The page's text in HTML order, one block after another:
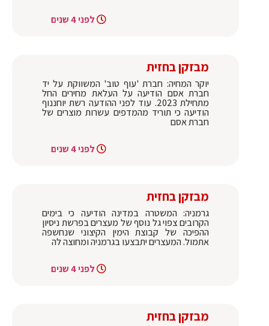
לפני 4 שנים
מבזקן בחזית
יוקר המחיה: חברת 'עוף טוב' המשווקת על יד
חברת אסם הודיעה על העלאת מחירים החל
מתחילת 2023. עוד לפני ההודעה רשת יוחננוף
הודיעה כי תוריד מהמדפים עשרות מוצרים של
חברת אסם
לפני 4 שנים
מבזקן בחזית
גרמניה: המשטרה במדינה הודיעה כי בימים
הקרובים צפוי גל נוסף של מעצרים בפרשת ניסיון
ההפיכה של קבוצת הימין הקיצוני שנחשפה
אתמול. המעצרים יתבצעו בגרמניה ומחוצה לה
לפני 4 שנים
מבזקן בחזית